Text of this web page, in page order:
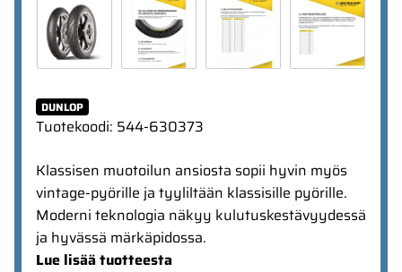
DUNLOP
Tuotekoodi: 544-630373
Klassisen muotoilun ansiosta sopii hyvin myös
vintage-pyörille ja tyyliltään klassisille pyörille.
Moderni teknologia näkyy kulutuskestävyydessä
ja hyvässä märkäpidossa.
Lue lisää tuotteesta